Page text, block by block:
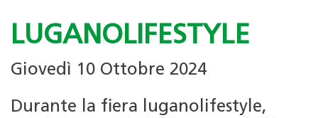
LUGANOLIFESTYLE
Giovedì 10 Ottobre 2024
Durante la fiera luganolifestyle,